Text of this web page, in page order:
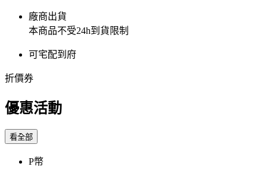
廠商出貨
本商品不受24h到貨限制
可宅配到府
折價券
優惠活動
看全部
P幣